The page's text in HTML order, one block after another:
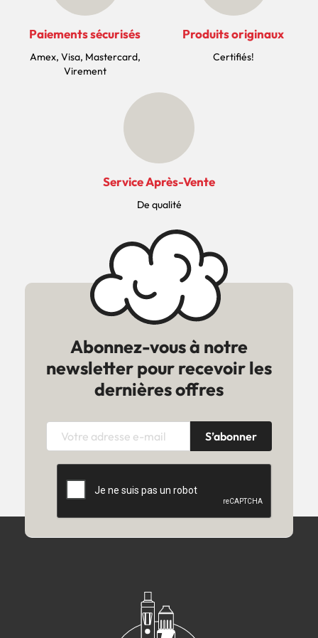
Paiements sécurisés
Amex, Visa, Mastercard,
Virement
Produits originaux
Certifiés!
Service Après-Vente
De qualité
Abonnez-vous à notre
newsletter pour recevoir les
dernières offres